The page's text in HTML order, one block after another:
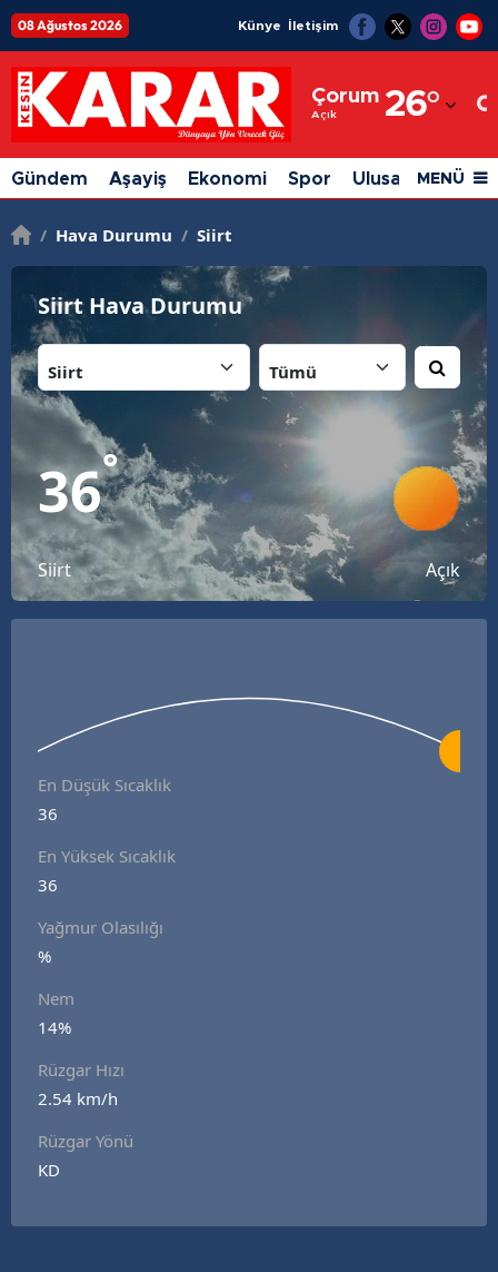
08 Ağustos 2026 Künye İletişim
Çorum
Açık 26°
Adıyaman
Afyonkarahisar
Ağrı
Antalya
Artvin
Balıkesir
Bilecik
Bingöl
Bitlis
Burdur
Gündem Aşayiş Ekonomi Spor Ulusal Siyaset
MENÜ
/ Hava Durumu / Siirt
Siirt Hava Durumu
36°
Siirt Açık
En Düşük Sıcaklık
36
En Yüksek Sıcaklık
36
Yağmur Olasılığı
%
Nem
14%
Rüzgar Hızı
2.54 km/h
Rüzgar Yönü
KD